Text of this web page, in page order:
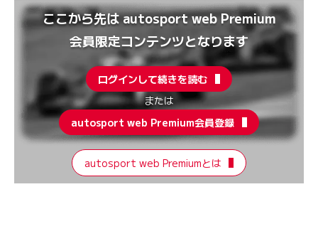
ここから先は autosport web Premium
会員限定コンテンツとなります
ログインして続きを読む
または
autosport web Premium会員登録
autosport web Premiumとは